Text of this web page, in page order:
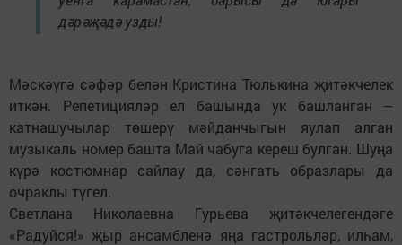
дәрәҗәдә узды!
Мәскәүгә сәфәр белән Кристина Тюлькина җитәкчелек
иткән. Репетицияләр ел башында ук башланган –
катнашучылар төшерү мәйданчыгын яулап алган
музыкаль номер башта Май чабуга кереш булган. Шуңа
күрә костюмнар сайлау да, сәнгать образлары да
очраклы түгел.
Светлана Николаевна Гурьева җитәкчелегендәге
«Радуйся!» җыр ансамбленә яңа гастрольләр, илһам,